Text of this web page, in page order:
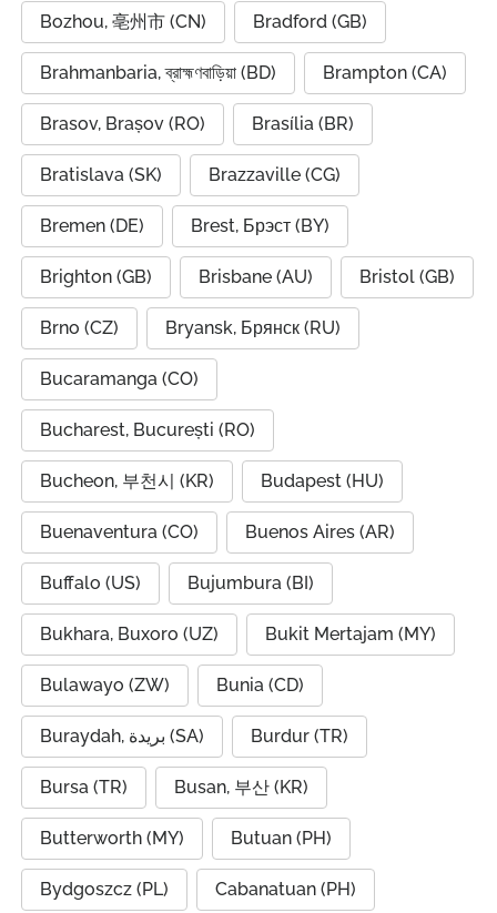
Bozhou, 亳州市 (CN) Bradford (GB)
Brahmanbaria, ব্রাহ্মণবাড়িয়া (BD) Brampton (CA)
Brasov, Brașov (RO) Brasília (BR)
Bratislava (SK) Brazzaville (CG)
Bremen (DE) Brest, Брэст (BY)
Brighton (GB) Brisbane (AU) Bristol (GB)
Brno (CZ) Bryansk, Брянск (RU)
Bucaramanga (CO)
Bucharest, București (RO)
Bucheon, 부천시 (KR) Budapest (HU)
Buenaventura (CO) Buenos Aires (AR)
Buffalo (US) Bujumbura (BI)
Bukhara, Buxoro (UZ) Bukit Mertajam (MY)
Bulawayo (ZW) Bunia (CD)
Buraydah, بريدة (SA) Burdur (TR)
Bursa (TR) Busan, 부산 (KR)
Butterworth (MY) Butuan (PH)
Bydgoszcz (PL) Cabanatuan (PH)